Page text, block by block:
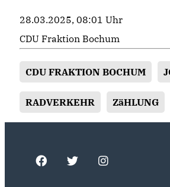
28.03.2025, 08:01 Uhr
CDU Fraktion Bochum
CDU FRAKTION BOCHUM
RADVERKEHR ZäHLUNG